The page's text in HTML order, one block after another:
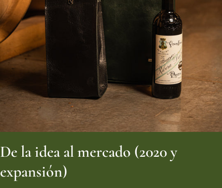
De la idea al mercado (2020 y
expansión)